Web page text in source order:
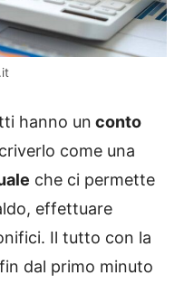
hanno un conto
come una
che ci permette
effettuare
Il tutto con la
dal primo minuto